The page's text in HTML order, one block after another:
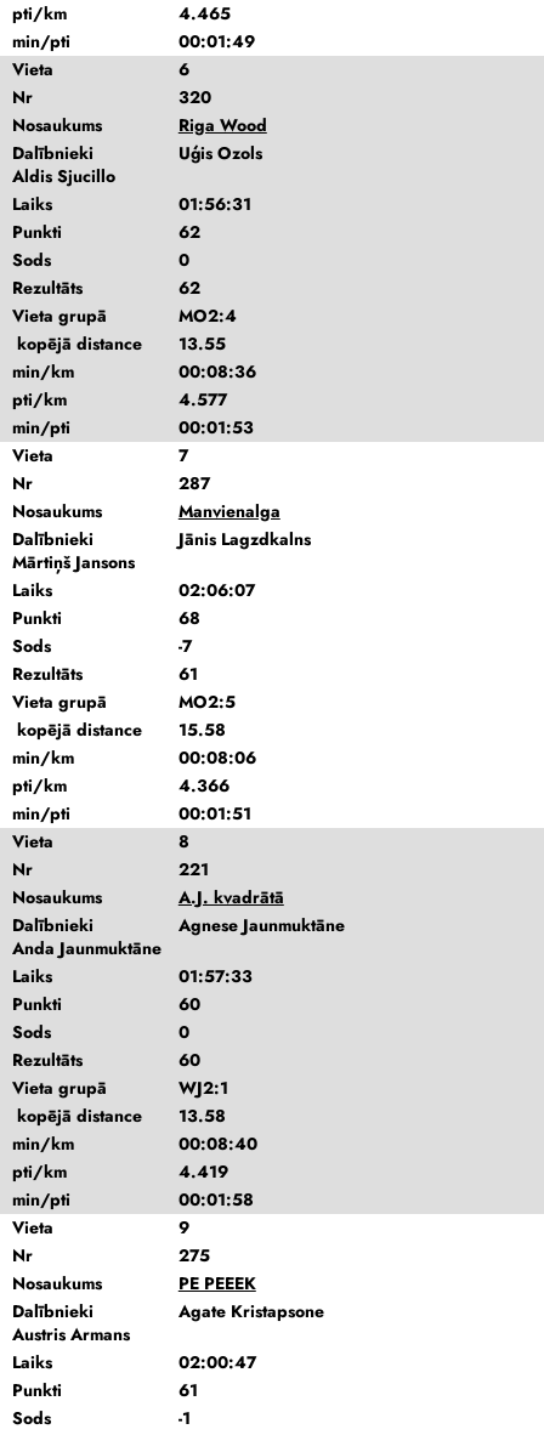
pti/km
4.465
min/pti
00:01:49
Vieta
6
Nr
320
Nosaukums
Riga Wood
Dalībnieki
Uģis Ozols
Aldis Sjucillo
Laiks
01:56:31
Punkti
62
Sods
0
Rezultāts
62
Vieta grupā
MO2:4
kopējā distance
13.55
min/km
00:08:36
pti/km
4.577
min/pti
00:01:53
Vieta
7
Nr
287
Nosaukums
Manvienalga
Dalībnieki
Jānis Lagzdkalns
Mārtiņš Jansons
Laiks
02:06:07
Punkti
68
Sods
-7
Rezultāts
61
Vieta grupā
MO2:5
kopējā distance
15.58
min/km
00:08:06
pti/km
4.366
min/pti
00:01:51
Vieta
8
Nr
221
Nosaukums
A.J. kvadrātā
Dalībnieki
Agnese Jaunmuktāne
Anda Jaunmuktāne
Laiks
01:57:33
Punkti
60
Sods
0
Rezultāts
60
Vieta grupā
WJ2:1
kopējā distance
13.58
min/km
00:08:40
pti/km
4.419
min/pti
00:01:58
Vieta
9
Nr
275
Nosaukums
PE PEEEK
Dalībnieki
Agate Kristapsone
Austris Armans
Laiks
02:00:47
Punkti
61
Sods
-1